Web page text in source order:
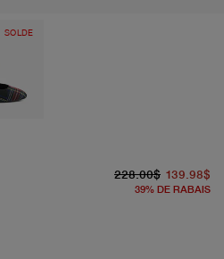
SOLDE
228.00$ 139.98$
39% DE RABAIS